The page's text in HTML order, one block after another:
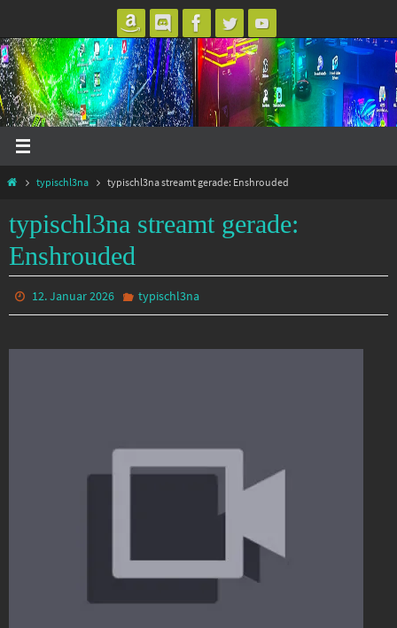
Inhalt
springen
Starttypischl3na typischl3na streamt gerade: Enshrouded
typischl3na streamt gerade:
Enshrouded
12. Januar 2026 typischl3na